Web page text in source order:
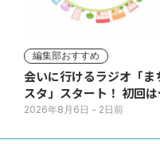
編集部おすすめ
会いに行けるラジオ「ま
スタ」スタート！ 初回は
日(火･祝) 公開生放送
2026年8月6日 - 2日前